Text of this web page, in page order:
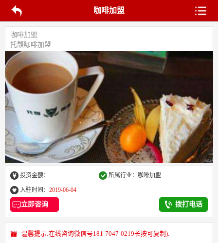
咖啡加盟
咖啡加盟
托馥咖啡加盟
投资金额： 所属行业：咖啡加盟
入驻时间： 2019-06-04
立即咨询 拨打电话
温馨提示:在线咨询微信号181-7047-0219长按可复制).